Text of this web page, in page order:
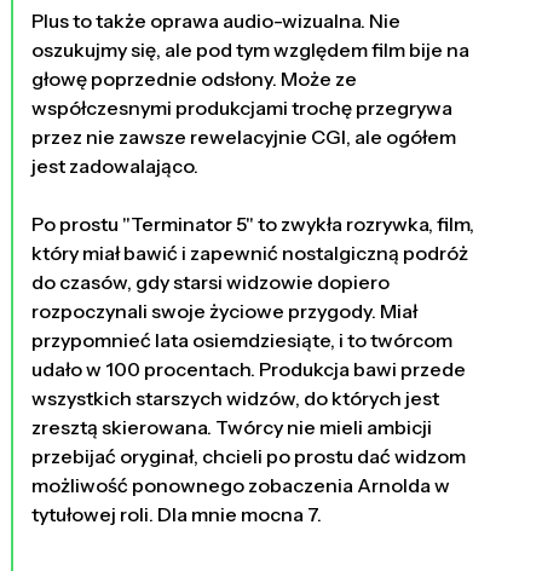
Plus to także oprawa audio-wizualna. Nie
oszukujmy się, ale pod tym względem film bije na
głowę poprzednie odsłony. Może ze
współczesnymi produkcjami trochę przegrywa
przez nie zawsze rewelacyjnie CGI, ale ogółem
jest zadowalająco.
Po prostu "Terminator 5" to zwykła rozrywka, film,
który miał bawić i zapewnić nostalgiczną podróż
do czasów, gdy starsi widzowie dopiero
rozpoczynali swoje życiowe przygody. Miał
przypomnieć lata osiemdziesiąte, i to twórcom
udało w 100 procentach. Produkcja bawi przede
wszystkich starszych widzów, do których jest
zresztą skierowana. Twórcy nie mieli ambicji
przebijać oryginał, chcieli po prostu dać widzom
możliwość ponownego zobaczenia Arnolda w
tytułowej roli. Dla mnie mocna 7.